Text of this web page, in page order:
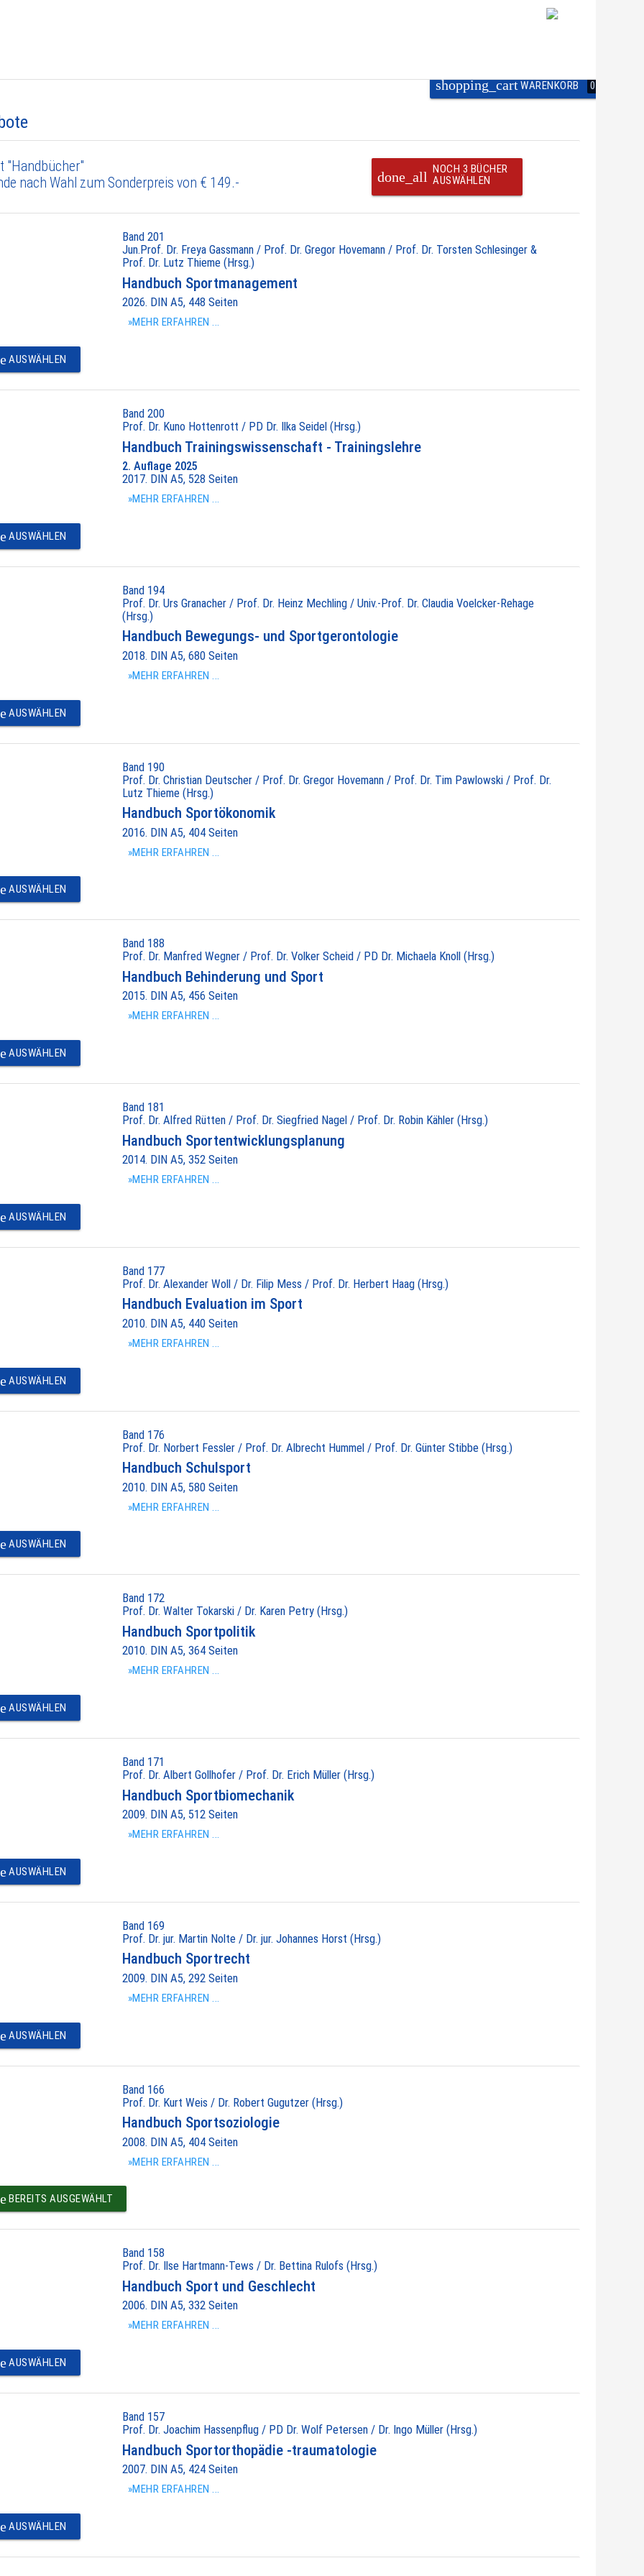
shopping_cartWARENKORB 0
"Handbücher"
nach Wahl zum Sonderpreis von € 149.-
done_all
NOCH 3 BÜCHER
AUSWÄHLEN
Band 201
Jun.Prof. Dr. Freya Gassmann / Prof. Dr. Gregor Hovemann / Prof. Dr. Torsten Schlesinger &
Prof. Dr. Lutz Thieme (Hrsg.)
Handbuch Sportmanagement
2026. DIN A5, 448 Seiten
»MEHR ERFAHREN ...
AUSWÄHLEN
Band 200
Prof. Dr. Kuno Hottenrott / PD Dr. Ilka Seidel (Hrsg.)
Handbuch Trainingswissenschaft - Trainingslehre
2. Auflage 2025
2017. DIN A5, 528 Seiten
»MEHR ERFAHREN ...
AUSWÄHLEN
Band 194
Prof. Dr. Urs Granacher / Prof. Dr. Heinz Mechling / Univ.-Prof. Dr. Claudia Voelcker-Rehage
(Hrsg.)
Handbuch Bewegungs- und Sportgerontologie
2018. DIN A5, 680 Seiten
»MEHR ERFAHREN ...
AUSWÄHLEN
Band 190
Prof. Dr. Christian Deutscher / Prof. Dr. Gregor Hovemann / Prof. Dr. Tim Pawlowski / Prof. Dr.
Lutz Thieme (Hrsg.)
Handbuch Sportökonomik
2016. DIN A5, 404 Seiten
»MEHR ERFAHREN ...
AUSWÄHLEN
Band 188
Prof. Dr. Manfred Wegner / Prof. Dr. Volker Scheid / PD Dr. Michaela Knoll (Hrsg.)
Handbuch Behinderung und Sport
2015. DIN A5, 456 Seiten
»MEHR ERFAHREN ...
AUSWÄHLEN
Band 181
Prof. Dr. Alfred Rütten / Prof. Dr. Siegfried Nagel / Prof. Dr. Robin Kähler (Hrsg.)
Handbuch Sportentwicklungsplanung
2014. DIN A5, 352 Seiten
»MEHR ERFAHREN ...
AUSWÄHLEN
Band 177
Prof. Dr. Alexander Woll / Dr. Filip Mess / Prof. Dr. Herbert Haag (Hrsg.)
Handbuch Evaluation im Sport
2010. DIN A5, 440 Seiten
»MEHR ERFAHREN ...
AUSWÄHLEN
Band 176
Prof. Dr. Norbert Fessler / Prof. Dr. Albrecht Hummel / Prof. Dr. Günter Stibbe (Hrsg.)
Handbuch Schulsport
2010. DIN A5, 580 Seiten
»MEHR ERFAHREN ...
AUSWÄHLEN
Band 172
Prof. Dr. Walter Tokarski / Dr. Karen Petry (Hrsg.)
Handbuch Sportpolitik
2010. DIN A5, 364 Seiten
»MEHR ERFAHREN ...
AUSWÄHLEN
Band 171
Prof. Dr. Albert Gollhofer / Prof. Dr. Erich Müller (Hrsg.)
Handbuch Sportbiomechanik
2009. DIN A5, 512 Seiten
»MEHR ERFAHREN ...
AUSWÄHLEN
Band 169
Prof. Dr. jur. Martin Nolte / Dr. jur. Johannes Horst (Hrsg.)
Handbuch Sportrecht
2009. DIN A5, 292 Seiten
»MEHR ERFAHREN ...
AUSWÄHLEN
Band 166
Prof. Dr. Kurt Weis / Dr. Robert Gugutzer (Hrsg.)
Handbuch Sportsoziologie
2008. DIN A5, 404 Seiten
»MEHR ERFAHREN ...
BEREITS AUSGEWÄHLT
Band 158
Prof. Dr. Ilse Hartmann-Tews / Dr. Bettina Rulofs (Hrsg.)
Handbuch Sport und Geschlecht
2006. DIN A5, 332 Seiten
»MEHR ERFAHREN ...
AUSWÄHLEN
Band 157
Prof. Dr. Joachim Hassenpflug / PD Dr. Wolf Petersen / Dr. Ingo Müller (Hrsg.)
Handbuch Sportorthopädie -traumatologie
2007. DIN A5, 424 Seiten
»MEHR ERFAHREN ...
AUSWÄHLEN